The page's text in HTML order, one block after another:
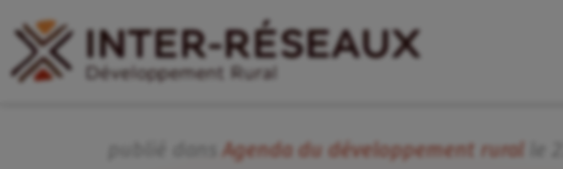
publié dansAgenda du développement rural